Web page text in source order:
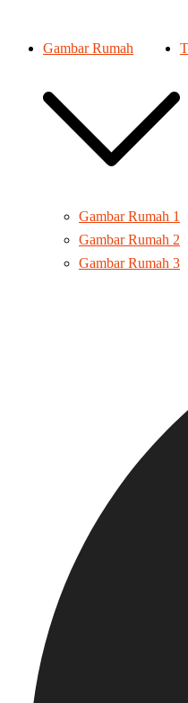
Gambar Rumah
Gambar Rumah 1
Gambar Rumah 2
Gambar Rumah 3